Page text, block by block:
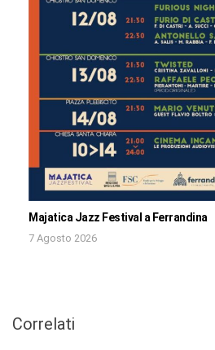
Majatica Jazz Festival a Ferrandina
7 Agosto 2026
Correlati